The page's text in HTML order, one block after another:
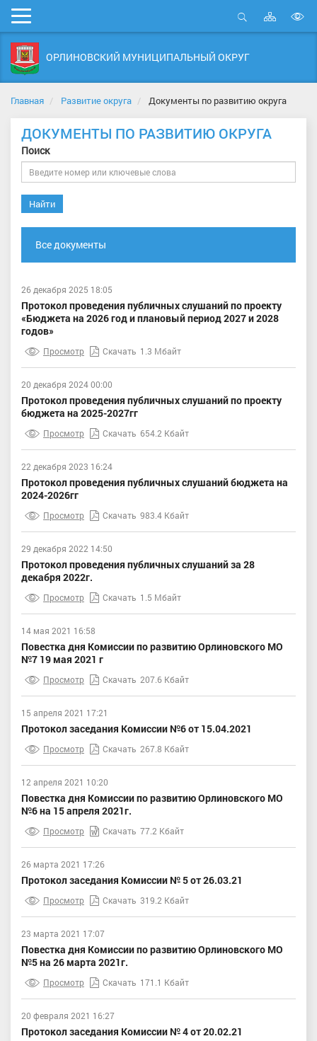
Мобильное
меню
Открыть
Карта
сайта
ОРЛИНОВСКИЙ МУНИЦИПАЛЬНЫЙ ОКРУГ
Главная Развитие округа Документы по развитию округа
ДОКУМЕНТЫ ПО РАЗВИТИЮ ОКРУГА
Поиск
Найти
Все документы
26 декабря 2025 18:05
Протокол проведения публичных слушаний по проекту
«Бюджета на 2026 год и плановый период 2027 и 2028
годов»
Просмотр Скачать 1.3 Мбайт
20 декабря 2024 00:00
Протокол проведения публичных слушаний по проекту
бюджета на 2025-2027гг
Просмотр Скачать 654.2 Кбайт
22 декабря 2023 16:24
Протокол проведения публичных слушаний бюджета на
2024-2026гг
Просмотр Скачать 983.4 Кбайт
29 декабря 2022 14:50
Протокол проведения публичных слушаний за 28
декабря 2022г.
Просмотр Скачать 1.5 Мбайт
14 мая 2021 16:58
Повестка дня Комиссии по развитию Орлиновского МО
№7 19 мая 2021 г
Просмотр Скачать 207.6 Кбайт
15 апреля 2021 17:21
Протокол заседания Комиссии №6 от 15.04.2021
Просмотр Скачать 267.8 Кбайт
12 апреля 2021 10:20
Повестка дня Комиссии по развитию Орлиновского МО
№6 на 15 апреля 2021г.
Просмотр Скачать 77.2 Кбайт
26 марта 2021 17:26
Протокол заседания Комиссии № 5 от 26.03.21
Просмотр Скачать 319.2 Кбайт
23 марта 2021 17:07
Повестка дня Комиссии по развитию Орлиновского МО
№5 на 26 марта 2021г.
Просмотр Скачать 171.1 Кбайт
20 февраля 2021 16:27
Протокол заседания Комиссии № 4 от 20.02.21